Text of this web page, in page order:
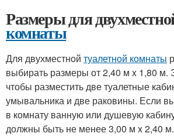
Размеры для
комнаты
Для двухместной туалетной комнаты
выбирать размеры от 2,40 м x 1,80 м.
чтобы разместить две туалетные
умывальника и две раковины. Если
в комнату ванную или душевую
должны быть не менее 3,00 м x 2,40 м.